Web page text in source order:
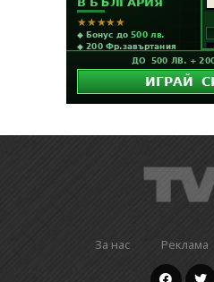
За нас Реклама